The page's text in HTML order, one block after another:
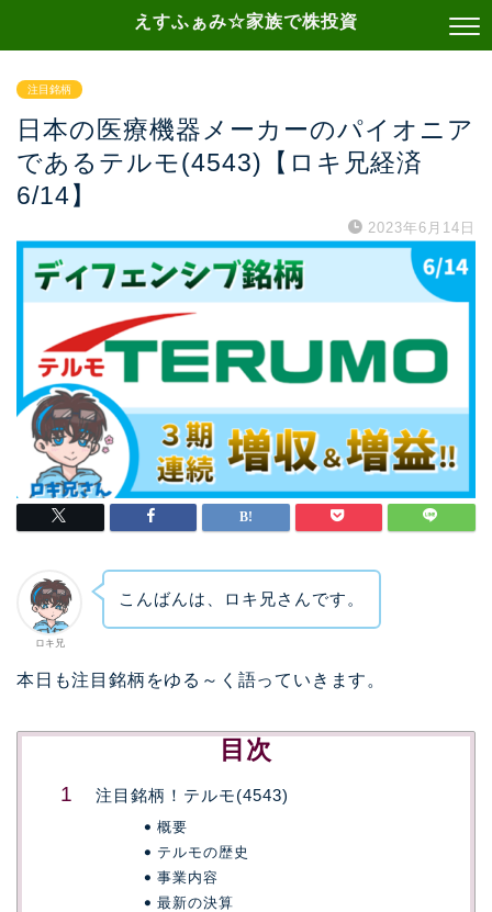
えすふぁみ☆家族で株投資
注目銘柄
日本の医療機器メーカーのパイオニア
であるテルモ(4543)【ロキ兄経済
6/14】
2023年6月14日
ロキ兄
こんばんは、ロキ兄さんです。
本日も注目銘柄をゆる～く語っていきます。
目次
注目銘柄！テルモ(4543)
概要
テルモの歴史
事業内容
最新の決算